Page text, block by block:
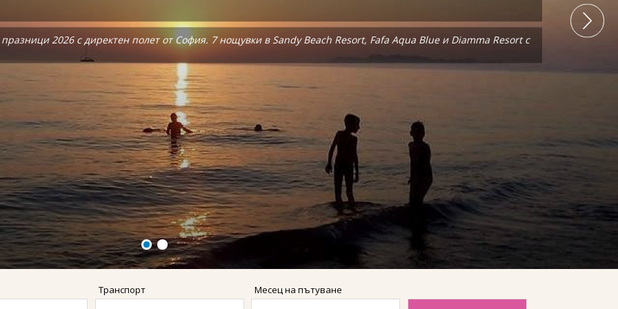
Бохол, Ел Нидо и Боракай.
2026 с директен полет от София. 7 нощувки в Sandy Beach Resort, Fafa Aqua Blue и Diamma Resort с
Бохол, Ел Нидо и Боракай.
2026 с директен полет от София. 7 нощувки в Sandy Beach Resort, Fafa Aqua Blue и Diamma Resort с
Транспорт Месец на пътуване